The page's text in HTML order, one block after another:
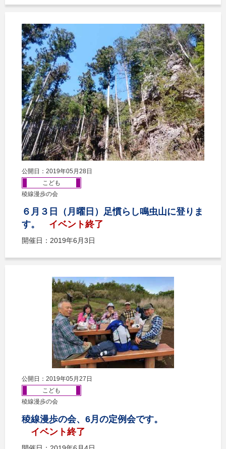
公開日：2019年05月28日
こども
稜線漫歩の会
６月３日（月曜日）足慣らし鳴虫山に登りま
す。
イベント終了
開催日：2019年6月3日
公開日：2019年05月27日
こども
稜線漫歩の会
稜線漫歩の会、6月の定例会です。
イベント終了